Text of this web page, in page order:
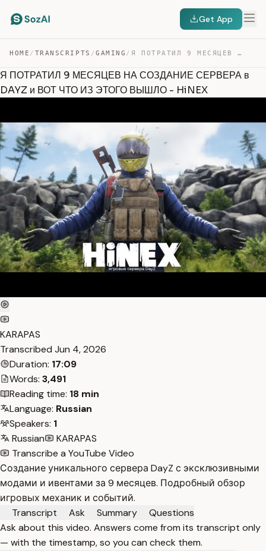
Get App
HOME / TRANSCRIPTS /GAMING / Я ПОТРАТИЛ 9 МЕСЯЦЕВ НА СОЗДАНИЕ СЕРВЕРА В DAYZ И ВОТ Ч… — TRANSCRIPT
Я ПОТРАТИЛ 9 МЕСЯЦЕВ НА СОЗДАНИЕ СЕРВЕРА в
DAYZ и ВОТ ЧТО ИЗ ЭТОГО ВЫШЛО - HiNEX
KARAPAS
Transcribed Jun 4, 2026
Duration: 17:09
Words: 3,491
Reading time: 18 min
Language: Russian
Speakers: 1
Russian
KARAPAS
Transcribe a YouTube Video
Создание уникального сервера DayZ с эксклюзивными
модами и ивентами за 9 месяцев. Подробный обзор
игровых механик и событий.
Transcript
Ask Summary
Questions
Ask about this video. Answers come from its transcript only
— with the timestamp, so you can check them.